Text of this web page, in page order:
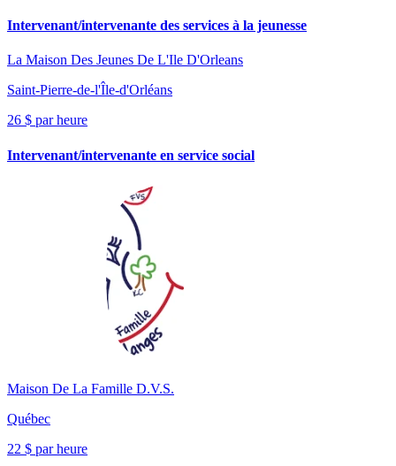
Intervenant/intervenante des services à la jeunesse
La Maison Des Jeunes De L'Ile D'Orleans
Saint-Pierre-de-l'Île-d'Orléans
26 $ par heure
Intervenant/intervenante en service social
Maison De La Famille D.V.S.
Québec
22 $ par heure